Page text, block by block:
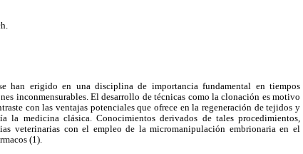
han erigido en una disciplina de importancia fundamental en tiempos
inconmensurables. El desarrollo de técnicas como la clonación es motivo
con las ventajas potenciales que ofrece en la regeneración de tejidos y
la medicina clásica. Conocimientos derivados de tales procedimientos,
veterinarias con el empleo de la micromanipulación embrionaria en el
(1).